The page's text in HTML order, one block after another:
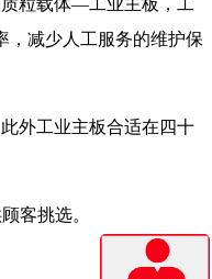
粒载体—工业主板，工
，减少人工服务的维护保
外工业主板合适在四十
客挑选。